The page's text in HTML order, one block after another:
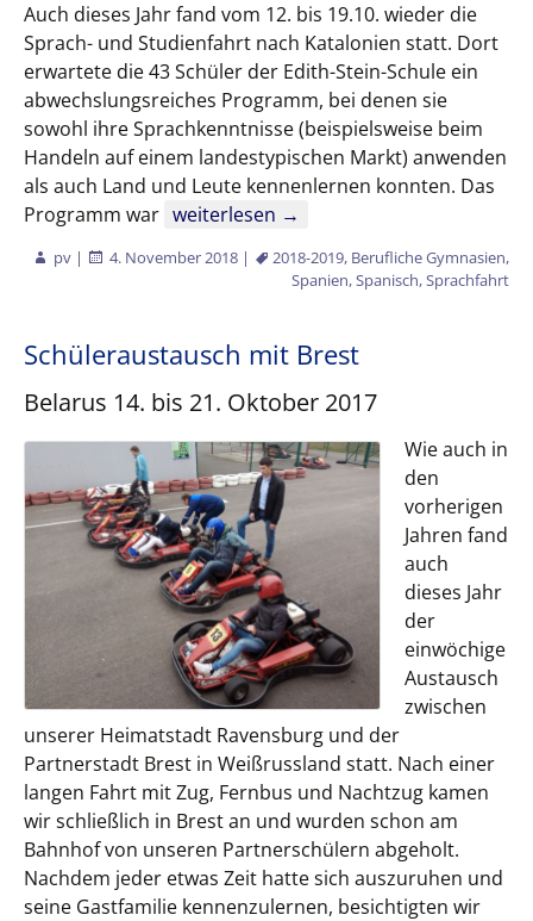
Auch dieses Jahr fand vom 12. bis 19.10. wieder die
Sprach- und Studienfahrt nach Katalonien statt. Dort
erwartete die 43 Schüler der Edith-Stein-Schule ein
abwechslungsreiches Programm, bei denen sie
sowohl ihre Sprachkenntnisse (beispielsweise beim
Handeln auf einem landestypischen Markt) anwenden
als auch Land und Leute kennenlernen konnten. Das
Programm war Fahrtenwoche 2018 – Spanien
weiterlesen →
pv | 4. November 2018 | 2018-2019, Berufliche Gymnasien,
Spanien,Spanisch,Sprachfahrt
Schüleraustausch mit Brest
Belarus 14. bis 21. Oktober 2017
Wie auch in
den
vorherigen
Jahren fand
auch
dieses Jahr
der
einwöchige
Austausch
zwischen
unserer Heimatstadt Ravensburg und der
Partnerstadt Brest in Weißrussland statt. Nach einer
langen Fahrt mit Zug, Fernbus und Nachtzug kamen
wir schließlich in Brest an und wurden schon am
Bahnhof von unseren Partnerschülern abgeholt.
Nachdem jeder etwas Zeit hatte sich auszuruhen und
seine Gastfamilie kennenzulernen, besichtigten wir